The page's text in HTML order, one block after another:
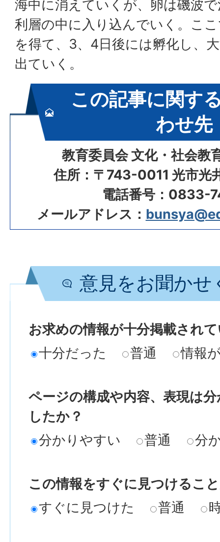
海中に消えていくが、卵は磯波
利層の中に入り込んでいく。こ
を得て、3、4日後には孵化し、
出ていく。
この記事に関す
わせ先
教育委員会 文化・社会教
住所：〒743-0011 光市光
電話番号：0833-
メールアドレス：
意見をお聞かせ
お求めの情報が十分掲載され
十分だった
普通 情報
ページの構成や内容、表現は
したか？
分かりやすい
普通 分
この情報をすぐに見つけるこ
すぐに見つけた
普通